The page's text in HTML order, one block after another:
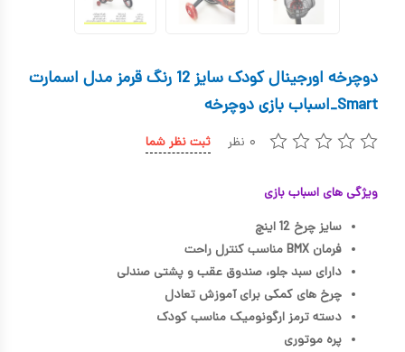
کیف و کوله پشتی
اسباب بازی مشاغل
اسباب بازی لوازم خانگی
دوچرخه اورجینال کودک سایز 12 رنگ قرمز مدل اسمارت
Smart_اسباب بازی دوچرخه
۰ نظر ثبت نظر شما
ویژگی های اسباب بازی
سایز چرخ 12 اینچ
فرمان BMX مناسب کنترل راحت
دارای سبد جلو، صندوق عقب و پشتی صندلی
چرخ های کمکی برای آموزش تعادل
دسته ترمز ارگونومیک مناسب کودک
پره موتوری